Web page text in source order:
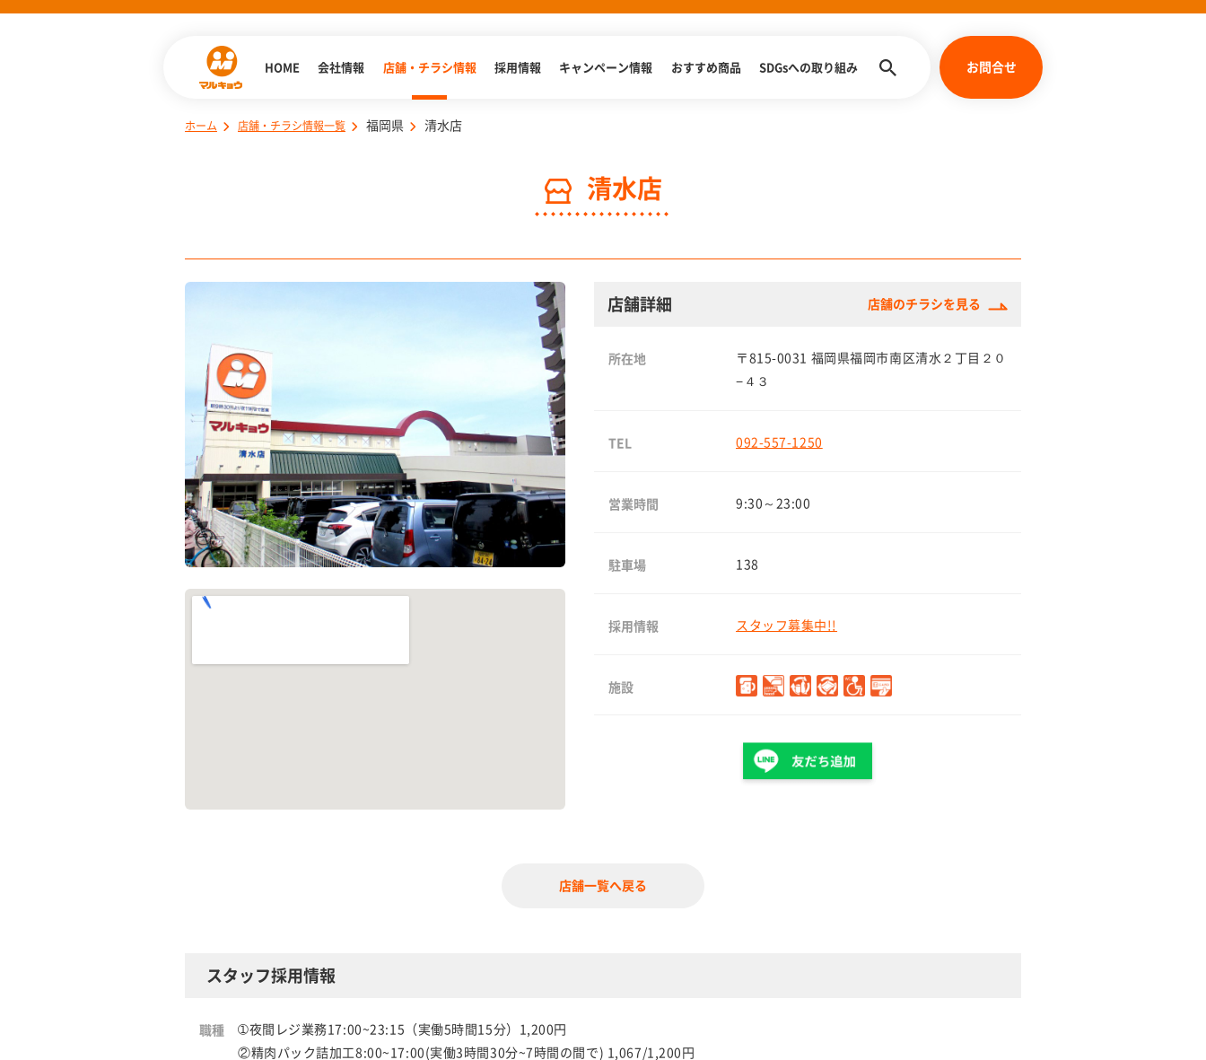
HOME 会社情報 店舗・チラシ情報 採用情報 キャンペーン情報 おすすめ商品 SDGsへの取り組み お問合せ
ホーム 店舗・チラシ情報一覧 福岡県 清水店
清水店
店舗詳細 店舗のチラシを見る
所在地
〒815-0031 福岡県福岡市南区清水２丁目２０
−４３
TEL 092-557-1250
営業時間 9:30～23:00
駐車場 138
採用情報 スタッフ募集中!!
施設
店舗一覧へ戻る
スタッフ採用情報
職種
➀夜間レジ業務17:00~23:15（実働5時間15分）1,200円
②精肉パック詰加工8:00~17:00(実働3時間30分~7時間の間で) 1,067/1,200円